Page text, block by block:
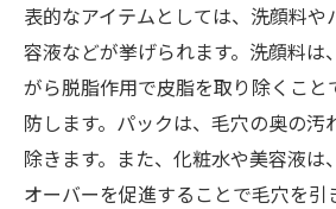
表的なアイテムとしては、洗顔料や
容液などが挙げられます。洗顔料は
がら脱脂作用で皮脂を取り除くこ
防します。パックは、毛穴の奥の汚
除きます。また、化粧水や美容液は
オーバーを促進することで毛穴を引